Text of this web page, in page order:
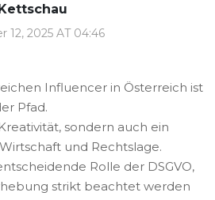
12, 2025 AT 04:46
Influencer in Österreich ist
Pfad.
sondern auch ein
und Rechtslage.
Rolle der DSGVO,
strikt beachtet werden